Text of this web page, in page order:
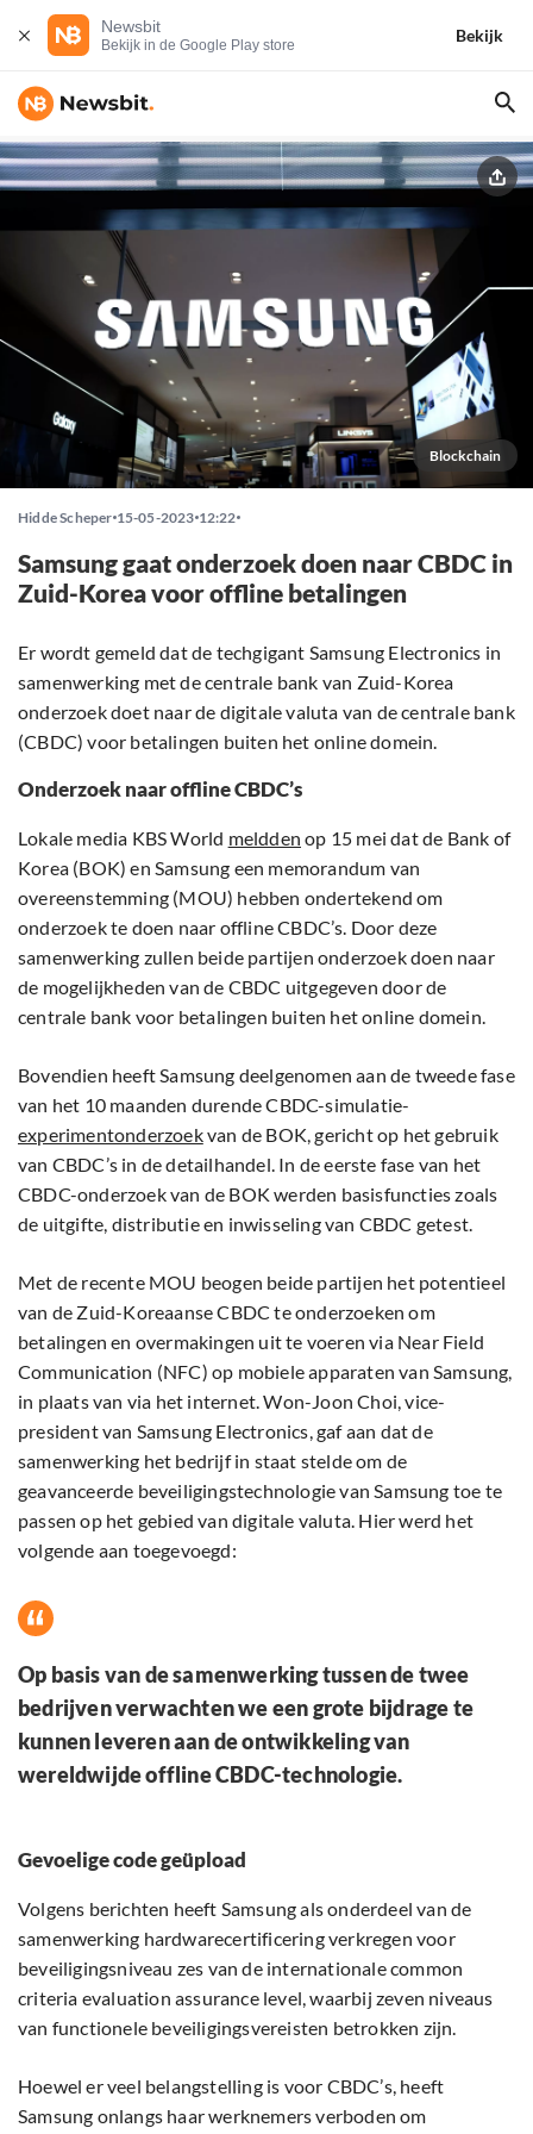
Newsbit
Bekijk in de Google Play store
Bekijk
Blockchain
Hidde Scheper 15-05-2023 12:22
Samsung gaat onderzoek doen naar CBDC in
Zuid-Korea voor offline betalingen
Er wordt gemeld dat de techgigant Samsung Electronics in
samenwerking met de centrale bank van Zuid-Korea
onderzoek doet naar de digitale valuta van de centrale bank
(CBDC) voor betalingen buiten het online domein.
Onderzoek naar offline CBDC’s
Lokale media KBS World meldden op 15 mei dat de Bank of
Korea (BOK) en Samsung een memorandum van
overeenstemming (MOU) hebben ondertekend om
onderzoek te doen naar offline CBDC’s. Door deze
samenwerking zullen beide partijen onderzoek doen naar
de mogelijkheden van de CBDC uitgegeven door de
centrale bank voor betalingen buiten het online domein.
Bovendien heeft Samsung deelgenomen aan de tweede fase
van het 10 maanden durende CBDC-simulatie-
experimentonderzoekvan de BOK, gericht op het gebruik
van CBDC’s in de detailhandel. In de eerste fase van het
CBDC-onderzoek van de BOK werden basisfuncties zoals
de uitgifte, distributie en inwisseling van CBDC getest.
Met de recente MOU beogen beide partijen het potentieel
van de Zuid-Koreaanse CBDC te onderzoeken om
betalingen en overmakingen uit te voeren via Near Field
Communication (NFC) op mobiele apparaten van Samsung,
in plaats van via het internet. Won-Joon Choi, vice-
president van Samsung Electronics, gaf aan dat de
samenwerking het bedrijf in staat stelde om de
geavanceerde beveiligingstechnologie van Samsung toe te
passen op het gebied van digitale valuta. Hier werd het
volgende aan toegevoegd:
Op basis van de samenwerking tussen de twee
bedrijven verwachten we een grote bijdrage te
kunnen leveren aan de ontwikkeling van
wereldwijde offline CBDC-technologie.
Gevoelige code geüpload
Volgens berichten heeft Samsung als onderdeel van de
samenwerking hardwarecertificering verkregen voor
beveiligingsniveau zes van de internationale common
criteria evaluation assurance level, waarbij zeven niveaus
van functionele beveiligingsvereisten betrokken zijn.
Hoewel er veel belangstelling is voor CBDC’s, heeft
Samsung onlangs haar werknemers verboden om